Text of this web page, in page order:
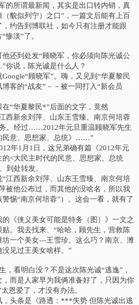
的所谓最新闻，其实是出口转内销，真
（貌似列宁）之口”，一篇文后能有上百
约告到博联社，如今只有注册才能跟
惨淡”了。
到处发“顾晓军，你必须向陈光诚公
说，陈光诚是什么人？
顾晓军”。嗨，又见到“华夏黎民
客的“战友”－－被一同打入“新会员
华夏黎民*”后面的文字，竟然
新余刘萍、山东王雪臻、南京何培蓉
。经过……2012年元旦重温顾晓军先生
民意、思想家、总统》……”
年1月1日，这兄弟确有篇《2012年元
的<大民主时代的民意、思想家、总统
到处转发。
西新余刘萍、山东王雪臻、南京何培
被他公布过，而其他的没啥名，所以我
惕“南京何培蓉”）。这会一看，就有了
侠义美女可能是特务（图）》一文之
贴。我去找来、“哈哈，顾先生，营救陈
一个美女---王雪珍。这么巧？南京、潍
见过王美女啥样。”
看明白没？不是这次陈光诚“逃逸”，
，而是人家早为我俩准备好了，只因为你
恩爱了，才没有办法。
头条是《路透：***失势 但陈光诚出逃